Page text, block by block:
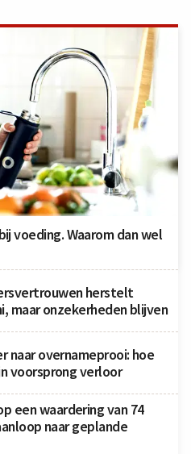
voeding. Waarom dan wel
herstelt
maar onzekerheden blijven
naar overnameprooi: hoe
voorsprong verloor
een waardering van 74
naar geplande